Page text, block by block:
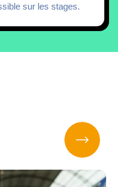
sur les stages.